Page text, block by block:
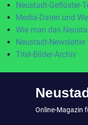
Neustadt-Geflüster-
Media-Daten und
Wie man das
Neustadt-Newsletter
Titel-Bilder-Archiv
Online-Magazin